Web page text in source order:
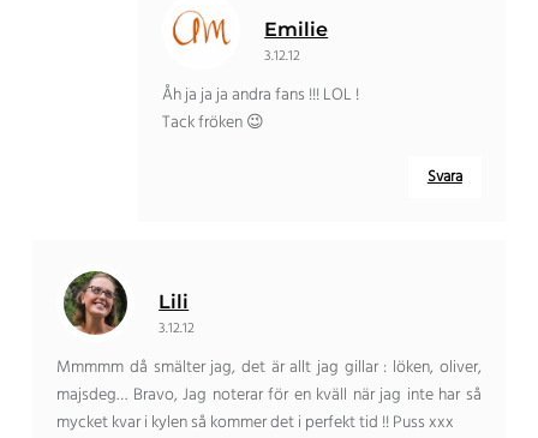
Emilie
3.12.12
Åh ja ja ja andra fans !!! LOL !
Tack fröken 😉
Svara
Lili
3.12.12
Mmmmm då smälter jag, det är allt jag gillar : löken, oliver,
majsdeg… Bravo, Jag noterar för en kväll när jag inte har så
mycket kvar i kylen så kommer det i perfekt tid !! Puss xxx